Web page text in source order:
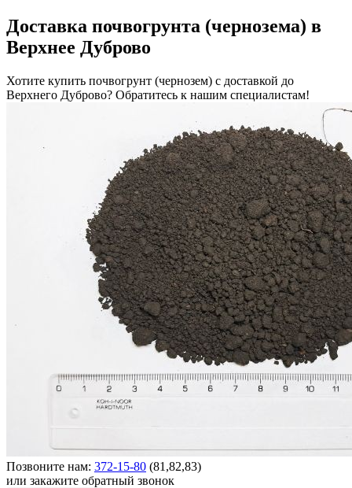
Доставка почвогрунта (чернозема) в
Верхнее Дуброво
Хотите купить почвогрунт (чернозем) с доставкой до
Верхнего Дуброво? Обратитесь к нашим специалистам!
Позвоните нам: 372-15-80 (81,82,83)
или закажите обратный звонок